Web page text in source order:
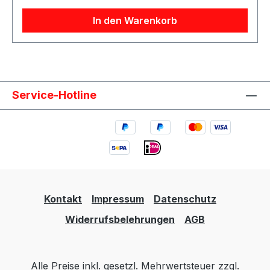
In den Warenkorb
Service-Hotline
Kontakt Impressum
Datenschutz
Widerrufsbelehrungen
AGB
Alle Preise inkl. gesetzl. Mehrwertsteuer zzgl.